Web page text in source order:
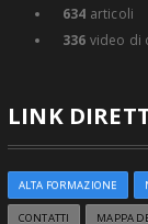
634 articoli
336 video di
LINK
ALTA FORMAZIONE
CONTATTI MAPPA